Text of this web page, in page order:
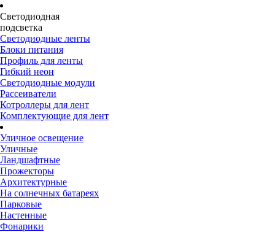
Светодиодная
подсветка
Светодиодные ленты
Блоки питания
Профиль для ленты
Гибкий неон
Светодиодные модули
Рассеиватели
Котроллеры для лент
Комплектующие для лент
Уличное освещение
Уличные
Ландшафтные
Прожекторы
Архитектурные
На солнечных батареях
Парковые
Настенные
Фонарики